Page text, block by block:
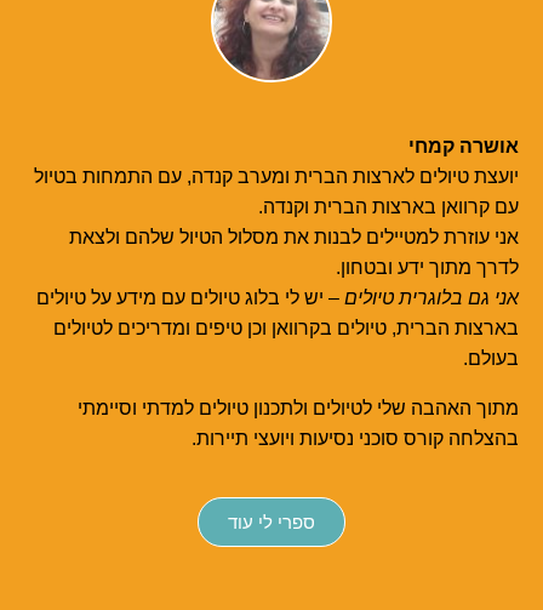
אושרה קמחי
יועצת טיולים לארצות הברית ומערב קנדה, עם התמחות בטיול
עם קרוואן בארצות הברית וקנדה.
אני עוזרת למטיילים לבנות את מסלול הטיול שלהם ולצאת
לדרך מתוך ידע ובטחון.
אני גם בלוגרית טיולים – יש לי בלוג טיולים עם מידע על טיולים
בארצות הברית, טיולים בקרוואן וכן טיפים ומדריכים לטיולים
בעולם.
מתוך האהבה שלי לטיולים ולתכנון טיולים למדתי וסיימתי
בהצלחה קורס סוכני נסיעות ויועצי תיירות.
ספרי לי עוד